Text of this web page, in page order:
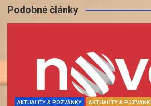
Podobné články
AKTUALITY & POZVÁNKY
AKTUALITY &